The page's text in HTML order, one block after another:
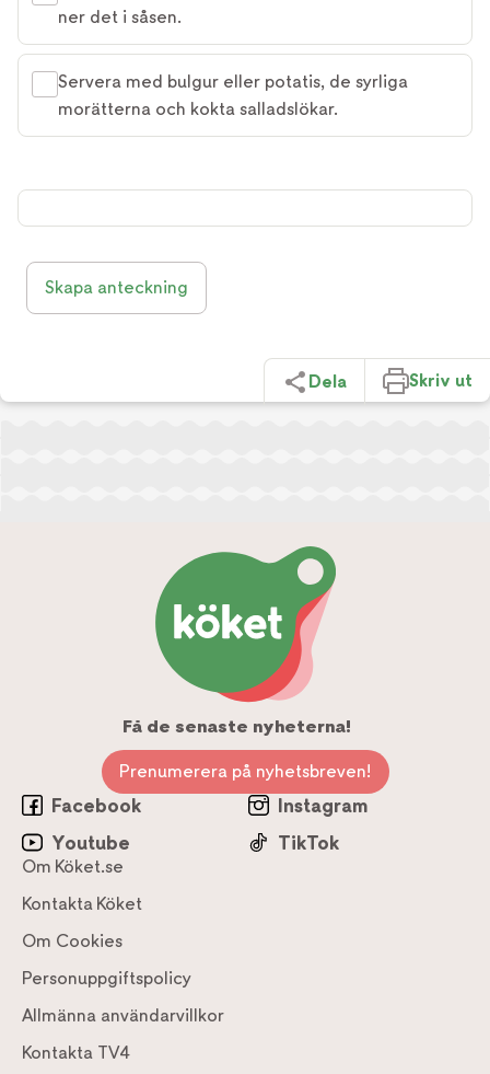
ner det i såsen.
Servera med bulgur eller potatis, de syrliga
morätterna och kokta salladslökar.
Skapa anteckning
Dela Skriv ut
Få de senaste nyheterna!
Prenumerera på nyhetsbreven!
Facebook
Instagram
Youtube
TikTok
Om Köket.se
Kontakta Köket
Om Cookies
Personuppgiftspolicy
Allmänna användarvillkor
Kontakta TV4